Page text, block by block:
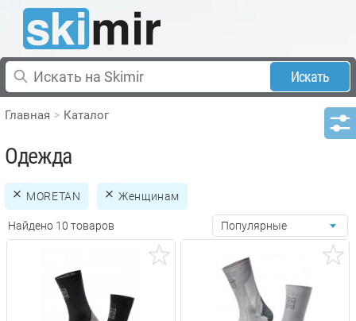
Искать
Главная Каталог
Одежда
MORETAN Женщинам
Найдено 10 товаров Популярные